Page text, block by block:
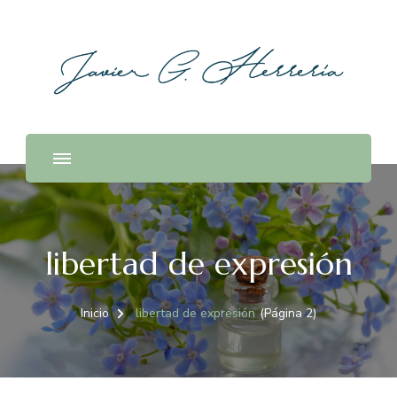
libertad de expresión
Inicio libertad de expresión (Página 2)